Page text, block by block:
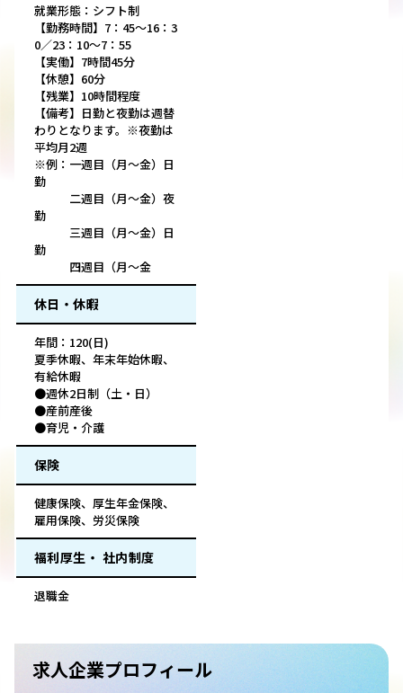
就業形態：シフト制
【勤務時間】7：45～16：3
0／23：10～7：55
【実働】7時間45分
【休憩】60分
【残業】10時間程度
【備考】日勤と夜勤は週替
わりとなります。※夜勤は
平均月2週
※例：一週目（月～金）日
勤
二週目（月～金）夜
勤
三週目（月～金）日
勤
四週目（月～金
休日・休暇
年間：120(日)
夏季休暇、年末年始休暇、
有給休暇
●週休2日制（土・日）
●産前産後
●育児・介護
保険
健康保険、厚生年金保険、
雇用保険、労災保険
福利厚生・ 社内制度
退職金
求人企業プロフィール